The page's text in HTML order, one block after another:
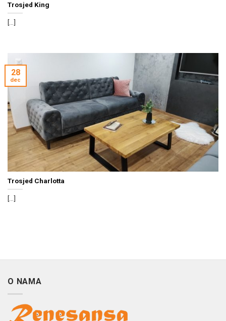
Trosjed King
[...]
Trosjed Charlotta
[...]
28
dec
O NAMA